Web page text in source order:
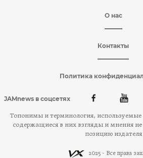
О нас
Контакты
Политика
JAMnews в соцсетях
Топонимы и терминология,
содержащиеся в них взгляды и мнения
позицию издателя
2025 - Все права